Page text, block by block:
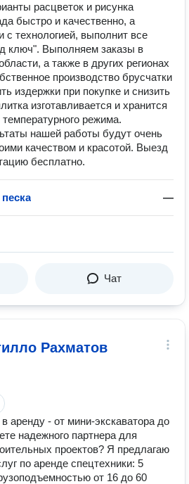
расцветок и рисунка
быстро и качественно, а
с технологией, выполнит все
ключ". Выполняем заказы в
а также в других регионах
производство брусчатки
издержки при покупке и снизить
изготавливается и хранится
режима.
нашей работы будут очень
качеством и красотой. Выезд
бесплатно.
—
Чат
Рахматов
аренду - от мини-экскаватора до
надежного партнера для
проектов? Я предлагаю
по аренде спецтехники: 5
от 16 до 60